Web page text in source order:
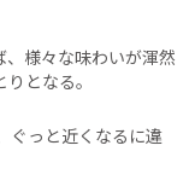
、様々な味わいが渾然
となる。
ぐっと近くなるに違